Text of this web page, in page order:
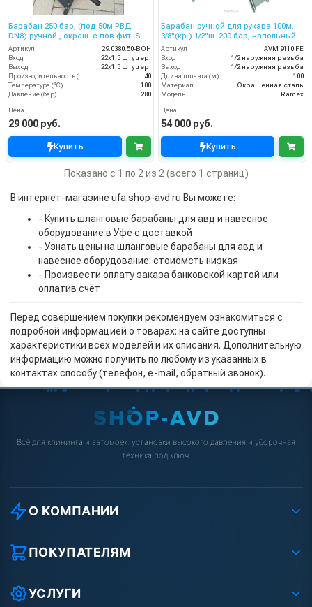
Барабан 250 бар, (под 50м РВД
DN8) ручной , окраш. с пов.фит. SW
90, вход 22*1,5 ш.
Артикул
29.0380.50-BOH
Вход
22х1,5 Штуцер.
Выход
22х1,5 Штуцер.
40
Температура (°C)
100
Давление (бар)
280
Цена
29 000 руб.
Купить
Барабан ручной для рукава 100м.
3/8"(кр.) 1/2"ш. 200 бар, напольный
Артикул
AVM 9110 FE
Вход
1/2 наружняя резьба
Выход
1/2 наружняя резьба
Длина шланга (м)
100
Материал
Окрашенная сталь
Модель
Ramex
Цена
54 000 руб.
Купить
Показано с 1 по 2 из 2 (всего 1 страниц)
В интернет-магазине ufa.shop-avd.ru Вы можете:
- Купить шланговые барабаны для авд и навесное
оборудование в Уфе с доставкой
- Узнать цены на шланговые барабаны для авд и
навесное оборудование: стоиомсть низкая
- Произвести оплату заказа банковской картой или
оплатив счёт
Перед совершением покупки рекомендуем ознакомиться с
подробной информацией о товарах: на сайте доступны
характеристики всех моделей и их описания. Дополнительную
информацию можно получить по любому из указанных в
контактах способу (телефон, e-mail, обратный звонок).
Всё для клининга и автомоек: установки высокого давления и уборочная
техника под ключ.
О КОМПАНИИ
О компании
Реквизиты ООО «Шоп АВД»
Защита данных клиента
Условия соглашения
Вакансии
ПОКУПАТЕЛЯМ
Как заказать?
Оплата
УСЛУГИ